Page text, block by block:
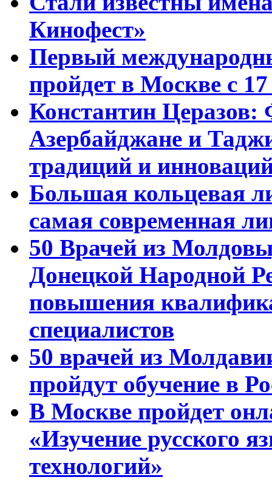
Кинофест»
Первый
пройдет в Москве с
Константин Церазов:
Азербайджане и
традиций и
Большая кольцевая
самая современная
50 Врачей из
Донецкой Народной
повышения
специалистов
50 врачей из
пройдут обучение в
В Москве пройдет
«Изучение русского
технологий»